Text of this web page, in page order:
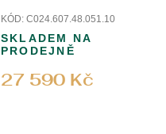
KÓD: C024.607.48.051.10
27 590 Kč
SKLADEM NA
PRODEJNĚ